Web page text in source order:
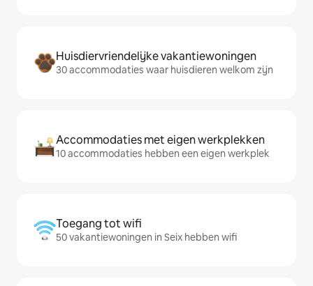
Huisdiervriendelijke vakantiewoningen
30 accommodaties waar huisdieren welkom zijn
Accommodaties met eigen werkplekken
10 accommodaties hebben een eigen werkplek
Toegang tot wifi
50 vakantiewoningen in Seix hebben wifi